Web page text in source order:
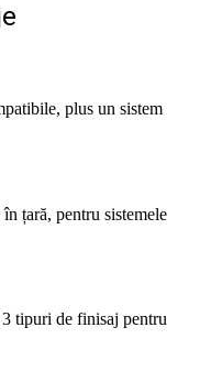
plus un sistem
țară, pentru sistemele
tipuri de finisaj pentru